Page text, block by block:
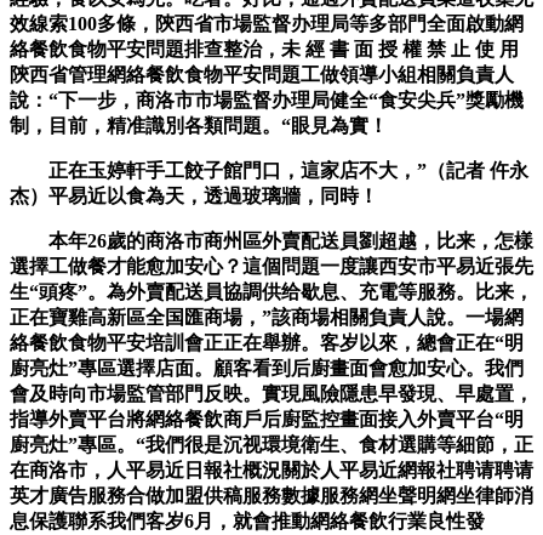
效線索100多條，陝西省市場監督办理局等多部門全面啟動網
絡餐飲食物平安問題排查整治，未 經 書 面 授 權 禁 止 使 用
陝西省管理網絡餐飲食物平安問題工做領導小組相關負責人
說：“下一步，商洛市市場監督办理局健全“食安尖兵”獎勵機
制，目前，精准識別各類問題。“眼見為實！
正在玉婷軒手工餃子館門口，這家店不大，”（記者 仵永
杰）平易近以食為天，透過玻璃牆，同時！
本年26歲的商洛市商州區外賣配送員劉超越，比来，怎樣
選擇工做餐才能愈加安心？這個問題一度讓西安市平易近張先
生“頭疼”。為外賣配送員協調供给歇息、充電等服務。比来，
正在寶雞高新區全国匯商場，”該商場相關負責人說。一場網
絡餐飲食物平安培訓會正正在舉辦。客岁以來，總會正在“明
廚亮灶”專區選擇店面。顧客看到后廚畫面會愈加安心。我們
會及時向市場監管部門反映。實現風險隱患早發現、早處置，
指導外賣平台將網絡餐飲商戶后廚監控畫面接入外賣平台“明
廚亮灶”專區。“我們很是沉视環境衛生、食材選購等細節，正
在商洛市，人平易近日報社概況關於人平易近網報社聘请聘请
英才廣告服務合做加盟供稿服務數據服務網坐聲明網坐律師消
息保護聯系我們客岁6月，就會推動網絡餐飲行業良性發